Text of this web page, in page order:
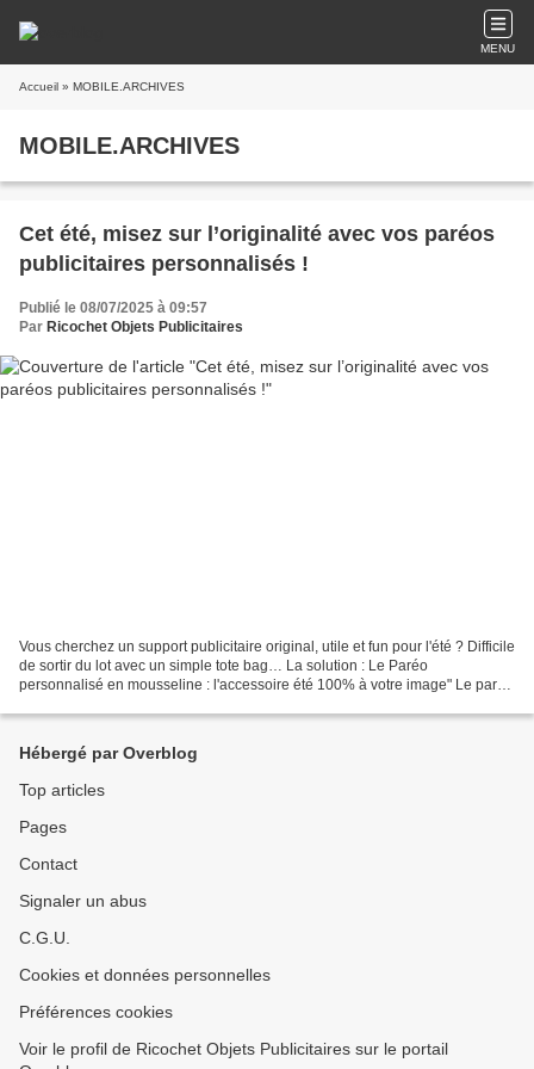
MENU
Accueil » MOBILE.ARCHIVES
MOBILE.ARCHIVES
Cet été, misez sur l’originalité avec vos paréos
publicitaires personnalisés !
Publié le 08/07/2025 à 09:57
Par Ricochet Objets Publicitaires
Vous cherchez un support publicitaire original, utile et fun pour l'été ? Difficile
de sortir du lot avec un simple tote bag… La solution : Le Paréo
personnalisé en mousseline : l'accessoire été 100% à votre image" Le paréo
Hébergé par Overblog
Top articles
Pages
Contact
Signaler un abus
C.G.U.
Cookies et données personnelles
Préférences cookies
Voir le profil de Ricochet Objets Publicitaires sur le portail